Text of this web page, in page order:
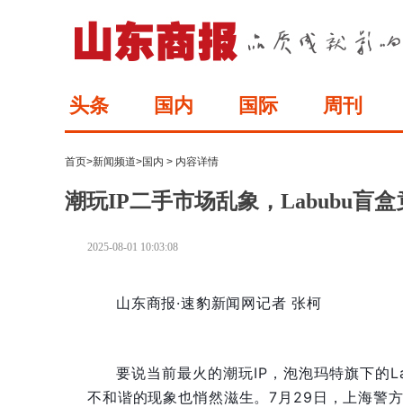
头条 国内 国际 周刊
首页>新闻频道>国内 > 内容详情
潮玩IP二手市场乱象，Labubu盲盒
2025-08-01 10:03:08
山东商报·速豹新闻网记者 张柯
要说当前最火的潮玩IP，泡泡玛特旗下的
不和谐的现象也悄然滋生。7月29日，上海警